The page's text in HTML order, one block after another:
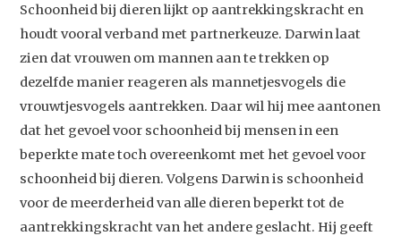
Schoonheid bij dieren lijkt op aantrekkingskracht en
houdt vooral verband met partnerkeuze. Darwin laat
zien dat vrouwen om mannen aan te trekken op
dezelfde manier reageren als mannetjesvogels die
vrouwtjesvogels aantrekken. Daar wil hij mee aantonen
dat het gevoel voor schoonheid bij mensen in een
beperkte mate toch overeenkomt met het gevoel voor
schoonheid bij dieren. Volgens Darwin is schoonheid
voor de meerderheid van alle dieren beperkt tot de
aantrekkingskracht van het andere geslacht. Hij geeft